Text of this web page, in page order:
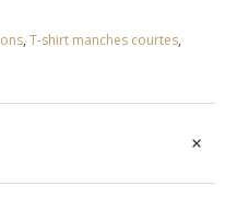
, T-shirt manches courtes,
+